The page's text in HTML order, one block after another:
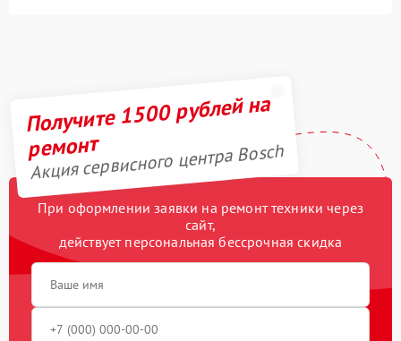
Получите 1500 рублей на
ремонт
Акция сервисного центра Bosch
При оформлении заявки на ремонт техники через
сайт,
действует персональная бессрочная скидка